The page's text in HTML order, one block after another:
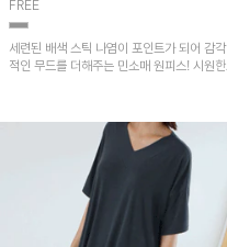
FREE
세련된 배색 스틱 나염이 포인트가 되어 감각
적인 무드를 더해주는 민소매 원피스! 시원한
인 실루엣이 여성스럽고 편안한 핏을 연출해